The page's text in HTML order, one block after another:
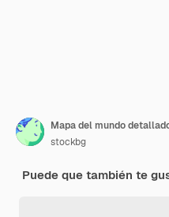
stockbg
Puede que también te